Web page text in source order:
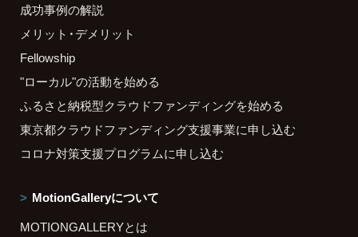
成功事例の解説
メリット・デメリット
Fellowship
"ローカル"の活動を始める
ふるさと納税型クラウドファンディングを始める
東京都クラウドファンディング支援事業に申し込む
コロナ対策支援プログラムに申し込む
MotionGalleryについて
MOTIONGALLERYとは